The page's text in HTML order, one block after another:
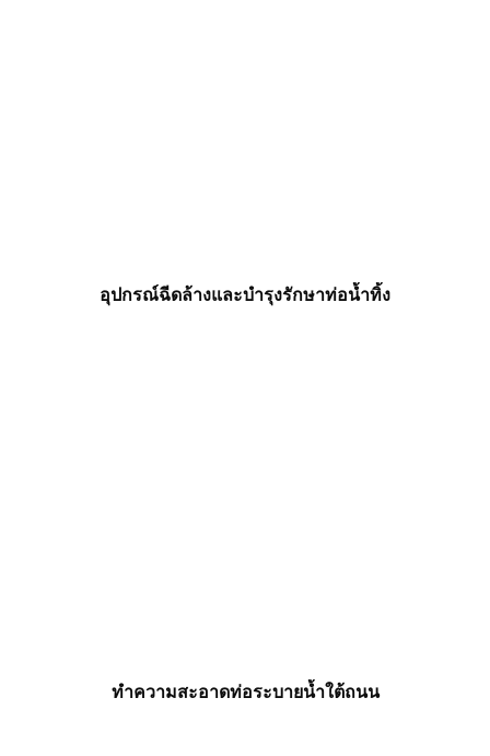
อุปกรณ์ฉีดล้างและบำรุงรักษาท่อน้ำทิ้ง
ทำความสะอาดท่อระบายน้ำใต้ถนน